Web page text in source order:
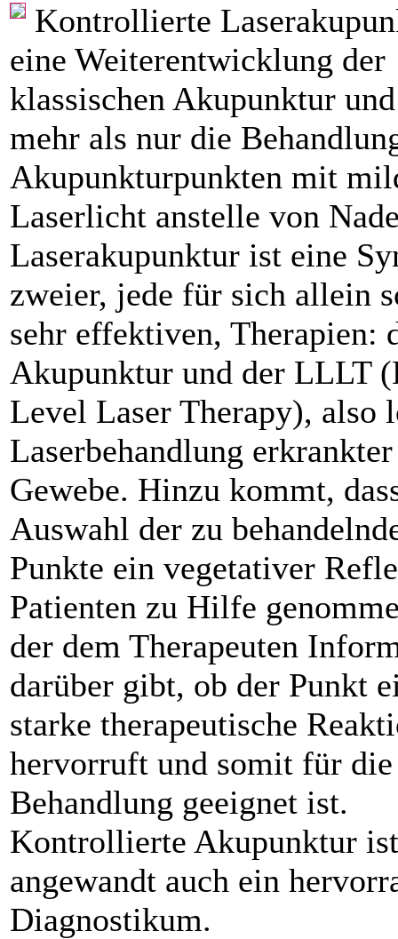
Kontrollierte
eine Weiterentwicklung der
klassischen Akupunktur
mehr als nur die
Akupunkturpunkten mit
Laserlicht anstelle von
Laserakupunktur ist eine
zweier, jede für sich allein
sehr effektiven, Therapien:
Akupunktur und der LLLT
Level Laser Therapy), also
Laserbehandlung erkrankter
Gewebe. Hinzu kommt,
Auswahl der zu
Punkte ein vegetativer
Patienten zu Hilfe
der dem Therapeuten
darüber gibt, ob der Punkt
starke therapeutische
hervorruft und somit für die
Behandlung geeignet ist.
Kontrollierte Akupunktur
angewandt auch ein
Diagnostikum.